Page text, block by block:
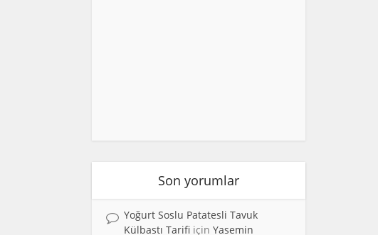
Son yorumlar
Yoğurt Soslu Patatesli Tavuk
Külbastı Tarifi için Yasemin